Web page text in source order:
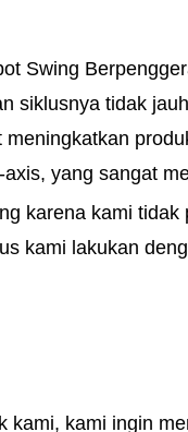
Swing
siklusnya tidak
yang sangat
karena kami tidak
kami lakukan
kami, kami ingin